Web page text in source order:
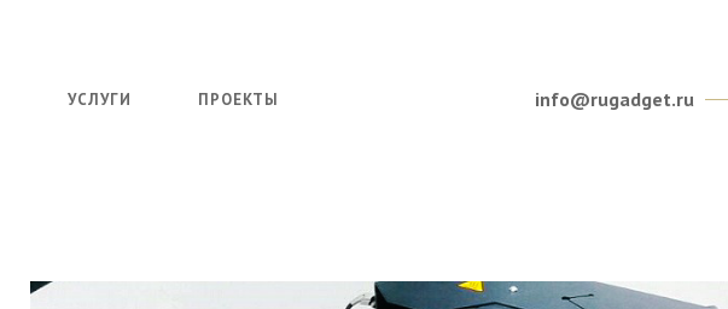
УСЛУГИ
ПРОЕКТЫ
info@rugadget.ru